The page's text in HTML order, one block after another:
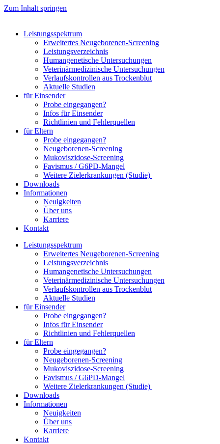
Zum Inhalt springen
Leistungsspektrum
Erweitertes Neugeborenen-Screening
Leistungsverzeichnis
Humangenetische Untersuchungen
Veterinärmedizinische Untersuchungen
Verlaufskontrollen aus Trockenblut
Aktuelle Studien
für Einsender
Probe eingegangen?
Infos für Einsender
Richtlinien und Fehlerquellen
für Eltern
Probe eingegangen?
Neugeborenen-Screening
Mukoviszidose-Screening
Favismus / G6PD-Mangel
Weitere Zielerkrankungen (Studie)
Downloads
Informationen
Neuigkeiten
Über uns
Karriere
Kontakt
Leistungsspektrum
Erweitertes Neugeborenen-Screening
Leistungsverzeichnis
Humangenetische Untersuchungen
Veterinärmedizinische Untersuchungen
Verlaufskontrollen aus Trockenblut
Aktuelle Studien
für Einsender
Probe eingegangen?
Infos für Einsender
Richtlinien und Fehlerquellen
für Eltern
Probe eingegangen?
Neugeborenen-Screening
Mukoviszidose-Screening
Favismus / G6PD-Mangel
Weitere Zielerkrankungen (Studie)
Downloads
Informationen
Neuigkeiten
Über uns
Karriere
Kontakt